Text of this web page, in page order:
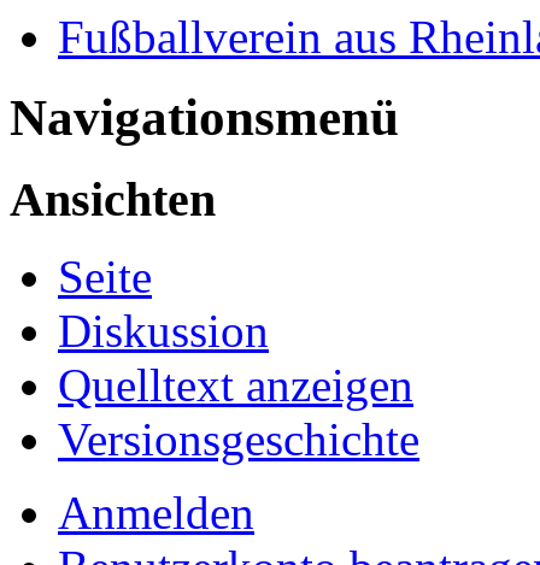
Fußballverein aus
Navigationsmenü
Ansichten
Seite
Diskussion
Quelltext anzeigen
Versionsgeschichte
Anmelden